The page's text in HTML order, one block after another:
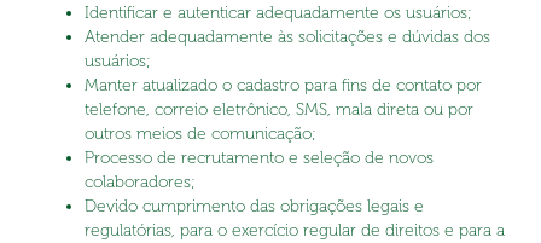
Identificar e autenticar adequadamente os usuários;
Atender adequadamente às solicitações e dúvidas dos
usuários;
Manter atualizado o cadastro para fins de contato por
telefone, correio eletrônico, SMS, mala direta ou por
outros meios de comunicação;
Processo de recrutamento e seleção de novos
colaboradores;
Devido cumprimento das obrigações legais e
regulatórias, para o exercício regular de direitos e para a